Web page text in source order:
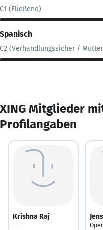
C1 (Fließend)
Spanisch
C2 (Verhandlungssicher /
XING Mitglieder
Profilangaben
Krishna Raj
---